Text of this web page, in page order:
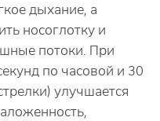
дыхание, а
носоглотку и
потоки. При
по часовой и 30
улучшается